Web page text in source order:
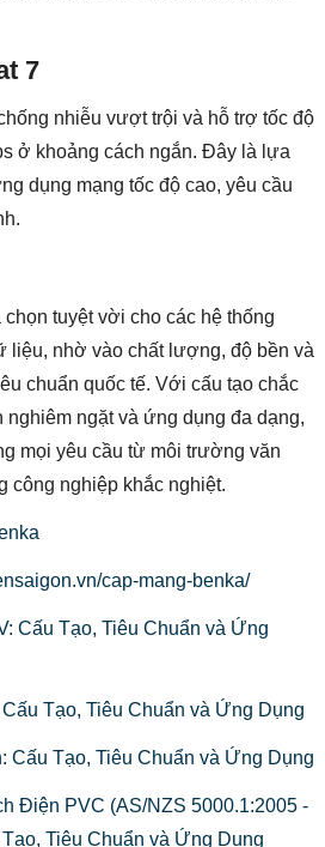
7
nhiễu vượt trội và hỗ trợ tốc độ
ở khoảng cách ngắn. Đây là lựa
dụng mạng tốc độ cao, yêu cầu
chọn tuyệt vời cho các hệ thống
liệu, nhờ vào chất lượng, độ bền và
chuẩn quốc tế. Với cấu tạo chắc
nghiêm ngặt và ứng dụng đa dạng,
mọi yêu cầu từ môi trường văn
công nghiệp khắc nghiệt.
cap-mang-benka/
Cấu Tạo, Tiêu Chuẩn và Ứng
Tạo, Tiêu Chuẩn và Ứng Dụng
Cấu Tạo, Tiêu Chuẩn và Ứng Dụng
Điện PVC (AS/NZS 5000.1:2005 -
Tiêu Chuẩn và Ứng Dụng